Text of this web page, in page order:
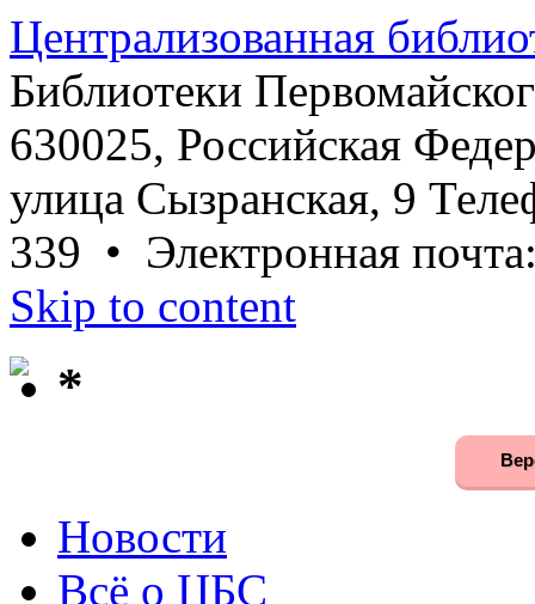
Централизованная
Библиотеки
630025, Российская
улица Сызранская, 9
339 • Электронная
Skip to content
*
Новости
Всё о ЦБС